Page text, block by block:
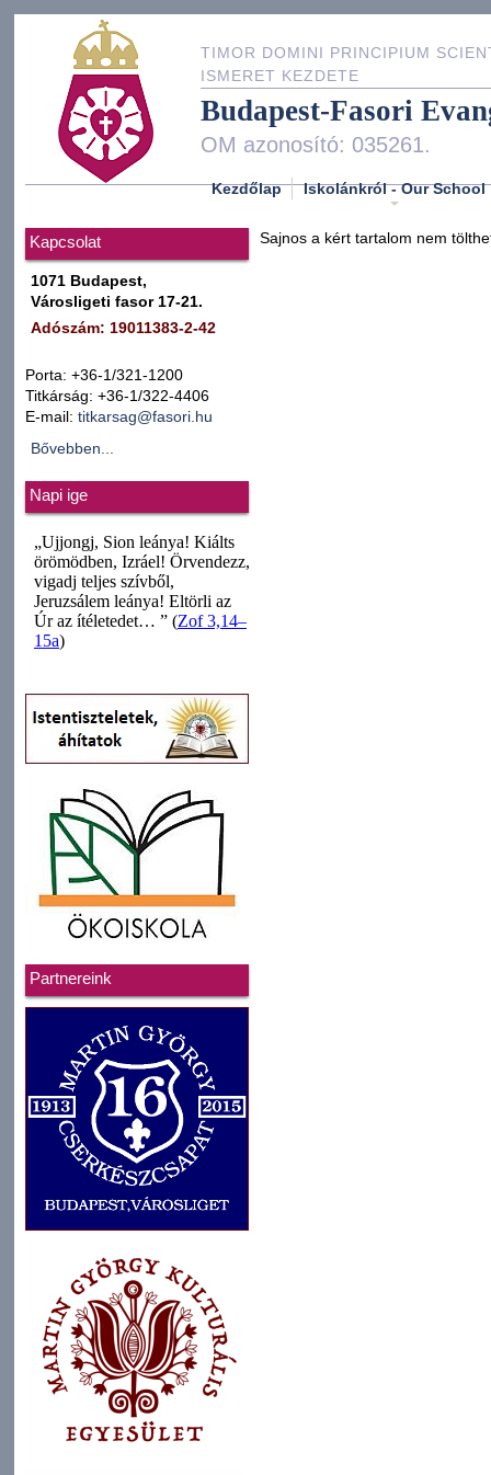
TIMOR DOMINI PRINCIPIUM
ISMERET KEZDETE
Budapest-Fasori
OM azonosító: 035261.
Kezdőlap Iskolánkról - Our School
Kapcsolat
1071 Budapest,
Városligeti fasor 17-21.
Adószám: 19011383-2-42
Porta: +36-1/321-1200
Titkárság: +36-1/322-4406
E-mail: titkarsag@fasori.hu
Bővebben...
Napi ige
Partnereink
Sajnos a kért tartalom nem